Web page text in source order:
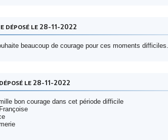
le 28-11-2022
beaucoup de courage pour ces moments difficiles.
le 28-11-2022
bon courage dans cet période difficile